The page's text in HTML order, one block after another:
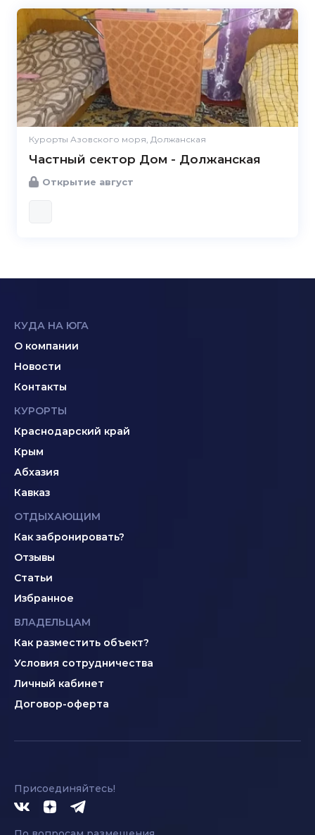
Курорты Азовского моря, Должанская
Частный сектор Дом - Должанская
Открытие август
КУДА НА ЮГА
О компании
Новости
Контакты
КУРОРТЫ
Краснодарский край
Крым
Абхазия
Кавказ
ОТДЫХАЮЩИМ
Как забронировать?
Отзывы
Статьи
Избранное
ВЛАДЕЛЬЦАМ
Как разместить объект?
Условия сотрудничества
Личный кабинет
Договор-оферта
Присоединяйтесь!